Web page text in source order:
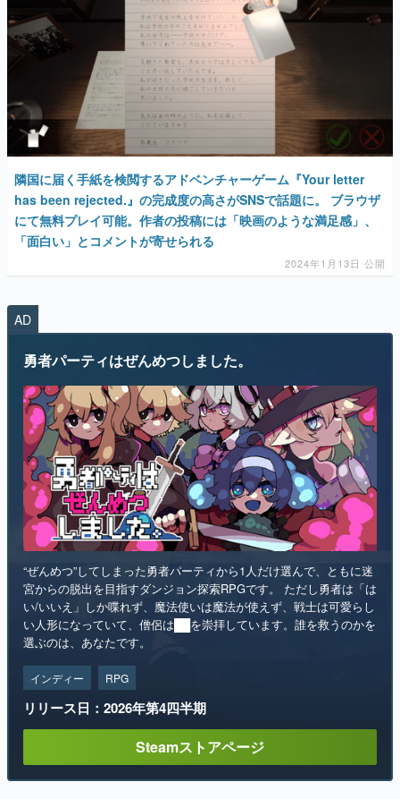
隣国に届く手紙を検閲するアドベンチャーゲーム『Your letter
has been rejected.』の完成度の高さがSNSで話題に。 ブラウザ
にて無料プレイ可能。作者の投稿には「映画のような満足感」、
「面白い」とコメントが寄せられる
2024年1月13日 公開
AD
“ぜんめつ”してしまった勇者パーティから1人だけ選んで、ともに迷
宮からの脱出を目指すダンジョン探索RPGです。 ただし勇者は「は
い/いいえ」しか喋れず、魔法使いは魔法が使えず、戦士は可愛らし
選ぶのは、あなたです。
インディー RPG
リリース日：2026年第4四半期
ランキング